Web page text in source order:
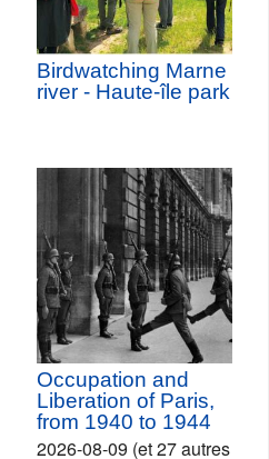
Birdwatching Marne
river - Haute-île park
Occupation and
Liberation of Paris,
from 1940 to 1944
2026-08-09 (et 27 autres